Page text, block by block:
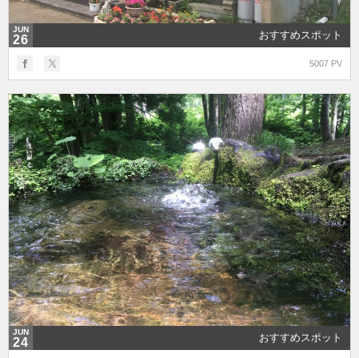
JUN
26 おすすめスポット
5007 PV
JUN
24 おすすめスポット